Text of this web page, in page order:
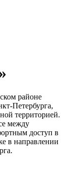
районе
Петербурга,
территорией.
между
доступ в
в направлении